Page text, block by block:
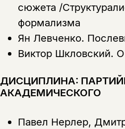
сюжета /
формализма
Ян Левченко.
Виктор Шкловский. О
ДИСЦИПЛИНА:
АКАДЕМИЧЕСКОГО
Павел Нерлер,